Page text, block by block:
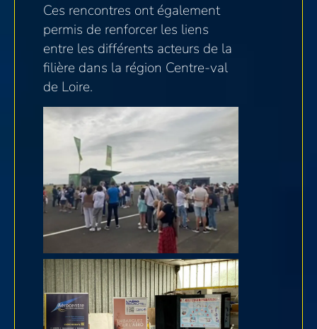
Ces rencontres ont également
permis de renforcer les liens
entre les différents acteurs de la
filière dans la région Centre-val
de Loire.